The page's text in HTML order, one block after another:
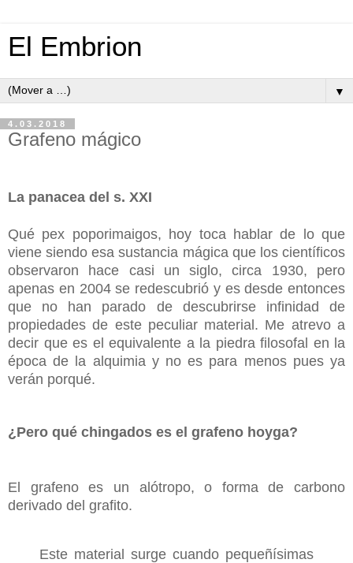
El Embrion
▼
4.03.2018
Grafeno mágico
La panacea del s. XXI
Qué pex poporimaigos, hoy toca hablar de lo que
viene siendo esa sustancia mágica que los científicos
observaron hace casi un siglo, circa 1930, pero
apenas en 2004 se redescubrió y es desde entonces
que no han parado de descubrirse infinidad de
propiedades de este peculiar material. Me atrevo a
decir que es el equivalente a la piedra filosofal en la
época de la alquimia y no es para menos pues ya
verán porqué.
¿Pero qué chingados es el grafeno hoyga?
El grafeno es un alótropo, o forma de carbono
derivado del grafito.
Este material surge cuando pequeñísimas